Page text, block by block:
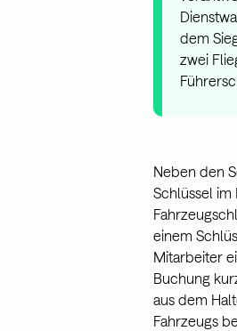
dem
zwei
Neben den
Schlüssel im
einem
Mitarbeiter
Buchung
aus dem
Fahrzeugs